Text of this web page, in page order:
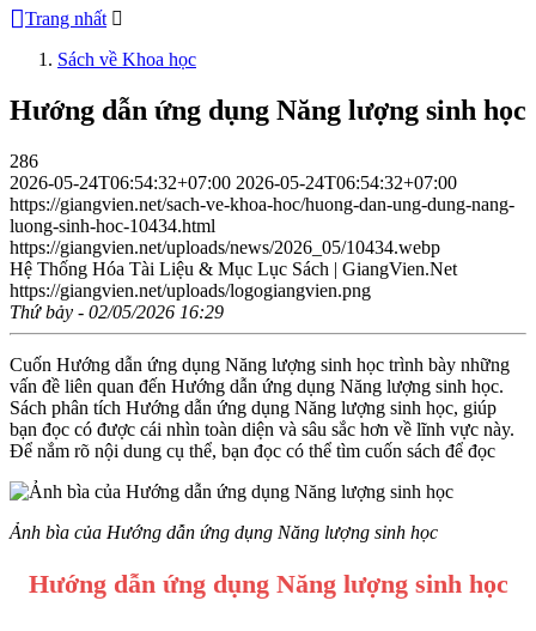
Trang nhất
Sách về Khoa học
Hướng dẫn ứng dụng Năng lượng sinh học
286
2026-05-24T06:54:32+07:00 2026-05-24T06:54:32+07:00
https://giangvien.net/sach-ve-khoa-hoc/huong-dan-ung-dung-nang-
luong-sinh-hoc-10434.html
https://giangvien.net/uploads/news/2026_05/10434.webp
Hệ Thống Hóa Tài Liệu & Mục Lục Sách | GiangVien.Net
https://giangvien.net/uploads/logogiangvien.png
Thứ bảy - 02/05/2026 16:29
Cuốn Hướng dẫn ứng dụng Năng lượng sinh học trình bày những
vấn đề liên quan đến Hướng dẫn ứng dụng Năng lượng sinh học.
Sách phân tích Hướng dẫn ứng dụng Năng lượng sinh học, giúp
bạn đọc có được cái nhìn toàn diện và sâu sắc hơn về lĩnh vực này.
Để nắm rõ nội dung cụ thể, bạn đọc có thể tìm cuốn sách để đọc
Ảnh bìa của Hướng dẫn ứng dụng Năng lượng sinh học
Hướng dẫn ứng dụng Năng lượng sinh học